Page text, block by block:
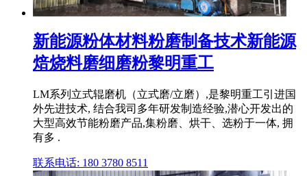
新能源粉体材料粉磨制备技术新能源
焙烧料磨细磨粉黎明重工
LM系列立式辊磨机（立式磨/立磨）,是黎明重工引进国
外先进技术, 结合我司多年研发制造经验,潜心开发出的
大型高效节能粉磨产品,集粉磨、烘干、选粉于一体, 拥
有多 .
联系电话: 180 3780 8511